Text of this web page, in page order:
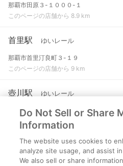
那覇市田原３-１０００-１
このページの店舗から 8.9 km
首里駅 ゆいレール
那覇市首里汀良町３-１９
このページの店舗から 9 km
壺川駅 ゆいレール
那覇市壺川３-１０６
このページの店舗から 9 km
赤嶺駅 ゆいレール
那覇市赤嶺２-１０００-１１
Do Not Sell or Share
Information
The website uses cookies to
analyze site usage, and assist
We also sell or share